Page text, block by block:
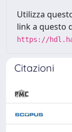
Utilizza
link a questo
https://
Citazioni